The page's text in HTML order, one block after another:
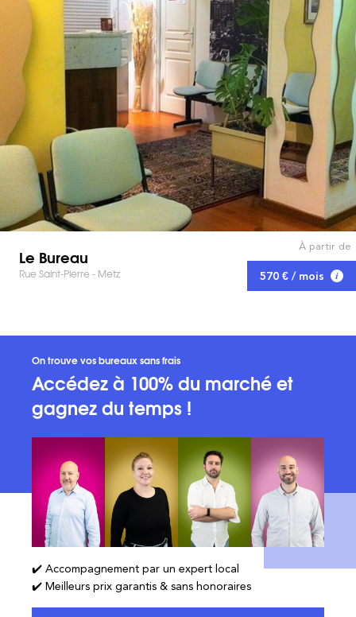
Le Bureau
Rue Saint-Pierre - Metz
À partir de
570 € / mois
On trouve vos bureaux sans frais
Accédez à 100% du marché et
gagnez du temps !
✔️ Accompagnement par un expert local
✔️ Meilleurs prix garantis & sans honoraires